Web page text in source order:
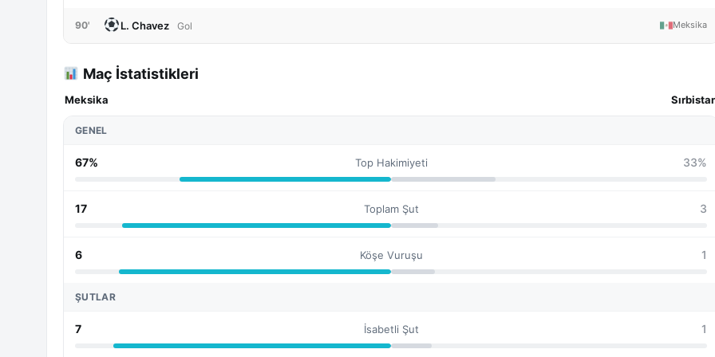
90' L. Chavez Gol Meksika
Maç İstatistikleri
Meksika
GENEL
67% Top Hakimiyeti 33%
17 Toplam Şut 3
6 Köşe Vuruşu 1
ŞUTLAR
7 İsabetli Şut 1